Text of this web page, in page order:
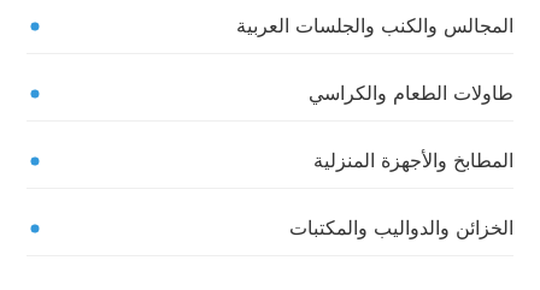
المجالس والكنب والجلسات العربية
طاولات الطعام والكراسي
المطابخ والأجهزة المنزلية
الخزائن والدواليب والمكتبات